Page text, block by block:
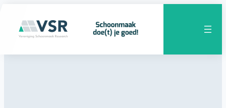
inhoud